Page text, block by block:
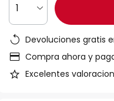
1
Devoluciones gratis
Compra ahora y
Excelentes